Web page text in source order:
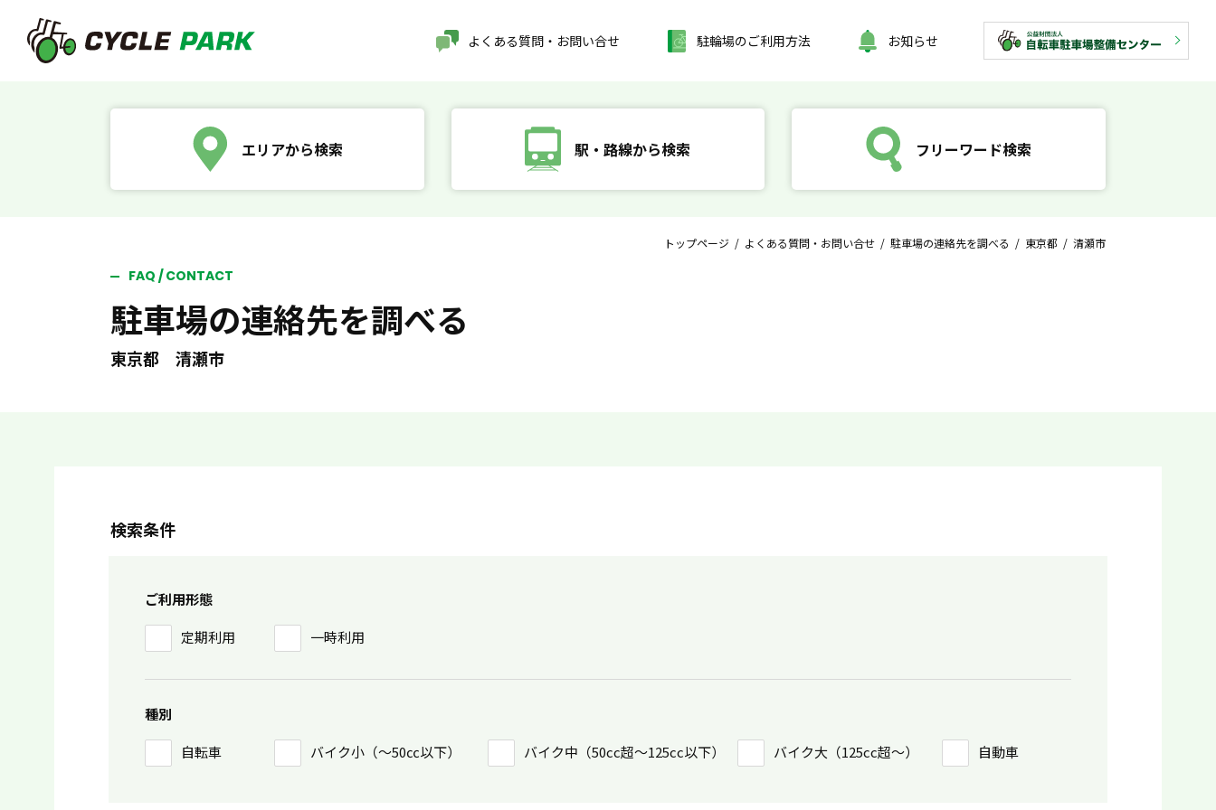
よくある質問・お問い合せ 駐輪場のご利用方法 お知らせ
エリアから検索 駅・路線から検索 フリーワード検索
トップページ / よくある質問・お問い合せ / 駐車場の連絡先を調べる / 東京都 / 清瀬市
FAQ / CONTACT
駐車場の連絡先を調べる
東京都 清瀬市
検索条件
ご利用形態
定期利用
一時利用
種別
自転車
バイク小（〜50㏄以下） バイク中（50cc超〜125cc以下） バイク大（125cc超〜） 自動車